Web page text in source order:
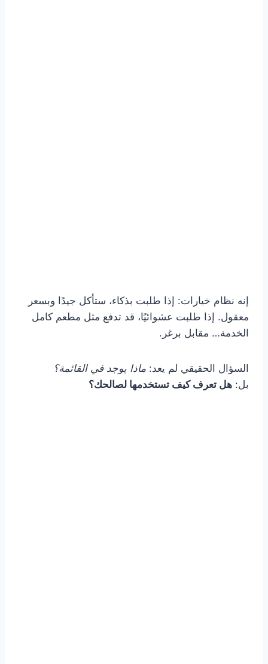
إنه نظام خيارات: إذا طلبت بذكاء، ستأكل جيدًا وبسعر
معقول. إذا طلبت عشوائيًا، قد تدفع مثل مطعم كامل
الخدمة… مقابل برغر.
السؤال الحقيقي لم يعد: ماذا يوجد في القائمة؟
بل: هل تعرف كيف تستخدمها لصالحك؟